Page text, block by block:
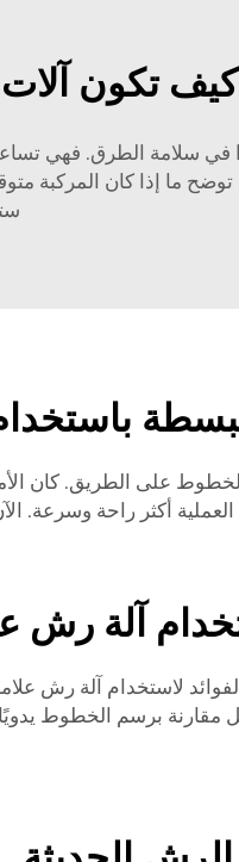
كيف تكون
سلامة الطرق. فهي
توضح ما إذا كان المركبة
على الطريق. كان
أكثر راحة
آلة رش
لاستخدام آلة رش
برسم الخطوط يدويًا.